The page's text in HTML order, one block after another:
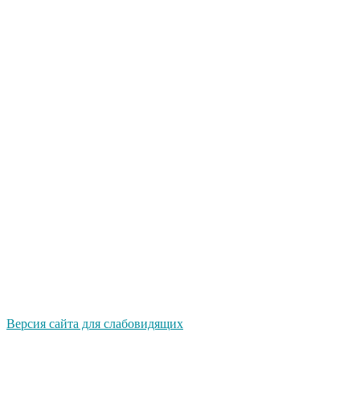
Версия сайта для слабовидящих